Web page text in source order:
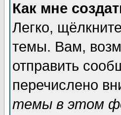
Как мне
Легко,
темы. Вам,
отправить
перечислено
темы в этом